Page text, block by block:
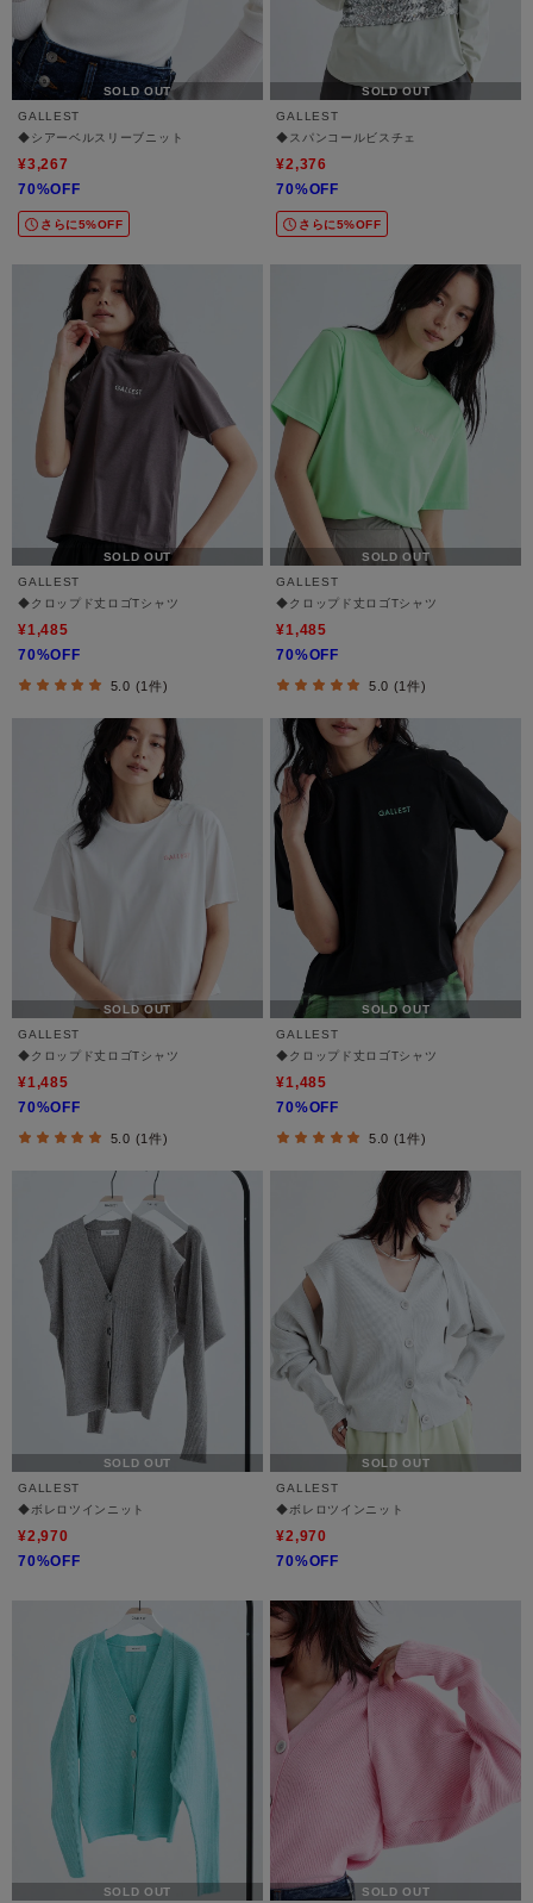
SOLD OUT
GALLEST
◆シアーベルスリーブニット
¥3,267
70%OFF
さらに5%OFF
SOLD OUT
GALLEST
◆スパンコールビスチェ
¥2,376
70%OFF
さらに5%OFF
SOLD OUT
GALLEST
◆クロップド丈ロゴTシャツ
¥1,485
70%OFF
5.0 (1件)
SOLD OUT
GALLEST
◆クロップド丈ロゴTシャツ
¥1,485
70%OFF
5.0 (1件)
SOLD OUT
GALLEST
◆クロップド丈ロゴTシャツ
¥1,485
70%OFF
5.0 (1件)
SOLD OUT
GALLEST
◆クロップド丈ロゴTシャツ
¥1,485
70%OFF
5.0 (1件)
SOLD OUT
GALLEST
◆ボレロツインニット
¥2,970
70%OFF
SOLD OUT
GALLEST
◆ボレロツインニット
¥2,970
70%OFF
SOLD OUT
SOLD OUT